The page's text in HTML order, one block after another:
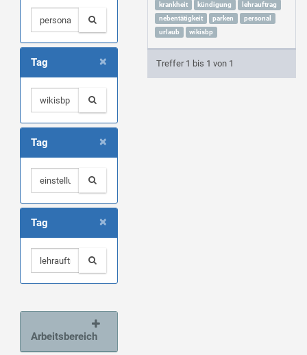
×
Tag
×
Tag
×
Tag
Arbeitsbereich
krankheit
kündigung
lehrauftrag
nebentätigkeit
parken
personal
urlaub
wikisbp
Treffer 1 bis 1 von 1